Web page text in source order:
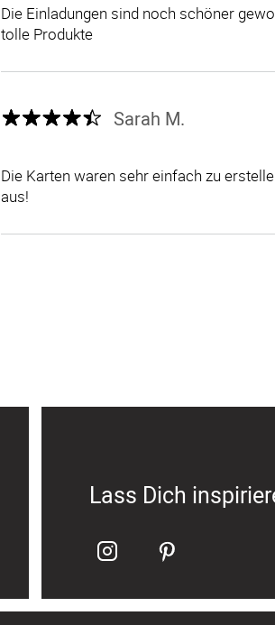
Die Einladungen sind noch schöner
tolle Produkte
Sarah M.
Die Karten waren sehr einfach zu
aus!
Lass Dich